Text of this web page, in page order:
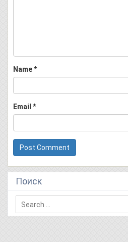
Name*
Email *
Поиск